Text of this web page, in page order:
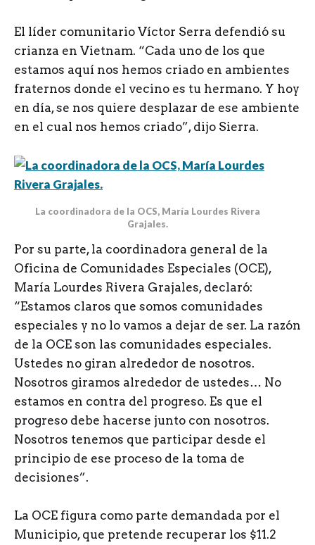
El líder comunitario Víctor Serra defendió su
crianza en Vietnam. “Cada uno de los que
estamos aquí nos hemos criado en ambientes
fraternos donde el vecino es tu hermano. Y hoy
en día, se nos quiere desplazar de ese ambiente
en el cual nos hemos criado”, dijo Sierra.
La coordinadora de la OCS, María Lourdes Rivera
Grajales.
Por su parte, la coordinadora general de la
Oficina de Comunidades Especiales (OCE),
María Lourdes Rivera Grajales, declaró:
“Estamos claros que somos comunidades
especiales y no lo vamos a dejar de ser. La razón
de la OCE son las comunidades especiales.
Ustedes no giran alrededor de nosotros.
Nosotros giramos alrededor de ustedes… No
estamos en contra del progreso. Es que el
progreso debe hacerse junto con nosotros.
Nosotros tenemos que participar desde el
principio de ese proceso de la toma de
decisiones”.
La OCE figura como parte demandada por el
Municipio, que pretende recuperar los $11.2